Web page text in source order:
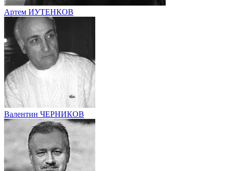
Артем ИУТЕНКОВ
Валентин ЧЕРНИКОВ